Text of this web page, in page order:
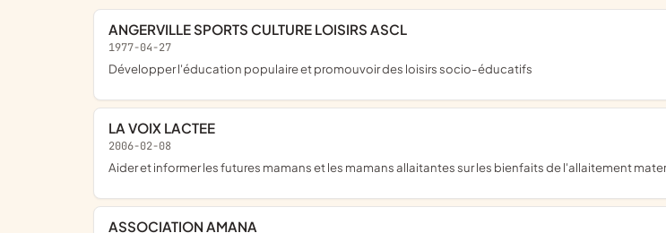
ANGERVILLE SPORTS CULTURE LOISIRS ASCL
1977-04-27
développer l'éducation populaire et promouvoir des loisirs socio-éducatifs
LA VOIX LACTEE
2006-02-08
aider et informer les futures mamans et les mamans allaitantes sur les bienfaits de l'allaitement
ASSOCIATION AMANA